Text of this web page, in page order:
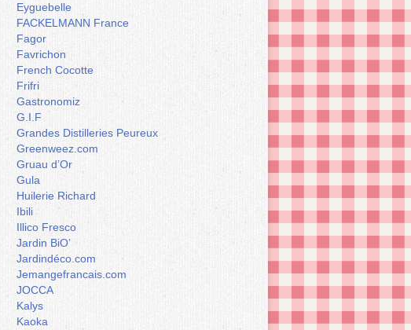
Eyguebelle
FACKELMANN France
Fagor
Favrichon
French Cocotte
Frifri
Gastronomiz
G.I.F
Grandes Distilleries Peureux
Greenweez.com
Gruau d’Or
Gula
Huilerie Richard
Ibili
Illico Fresco
Jardin BiO’
Jardindéco.com
Jemangefrancais.com
JOCCA
Kalys
Kaoka